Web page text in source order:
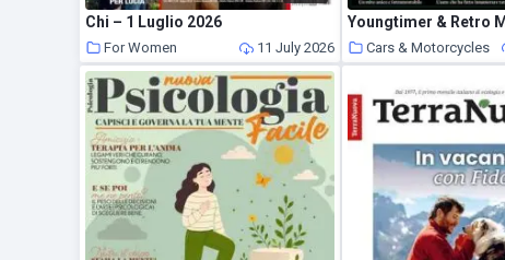
Chi – 1 Luglio 2026
For Women 11 July 2026 Cars & Motorcycles